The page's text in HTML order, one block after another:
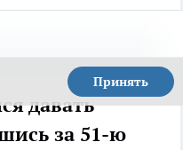
Принять
давать
за 51-ю